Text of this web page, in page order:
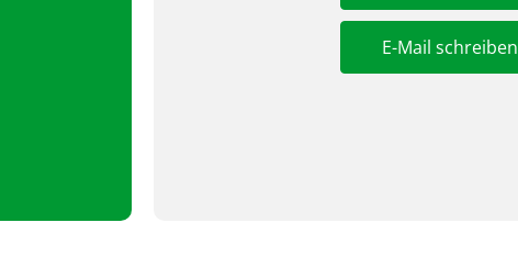
E-Mail schreiben